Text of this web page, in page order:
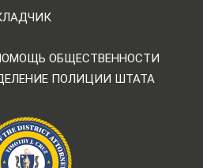
ОБЩЕСТВЕННОСТИ
ПОЛИЦИИ ШТАТА